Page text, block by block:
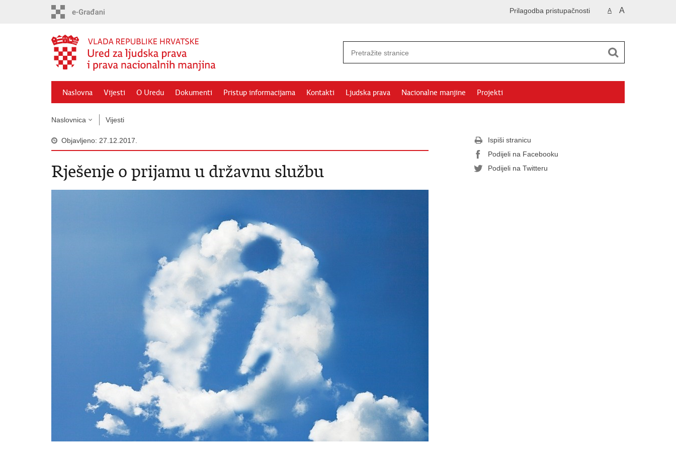
A A
Prilagodba pristupačnosti
Naslovna Vijesti O Uredu Dokumenti Pristup informacijama Kontakti Ljudska prava Nacionalne manjine Projekti
Naslovnica Vijesti
Objavljeno: 27.12.2017.
Rješenje o prijamu u državnu službu
Ispiši stranicu
Podijeli na Facebooku
Podijeli na Twitteru